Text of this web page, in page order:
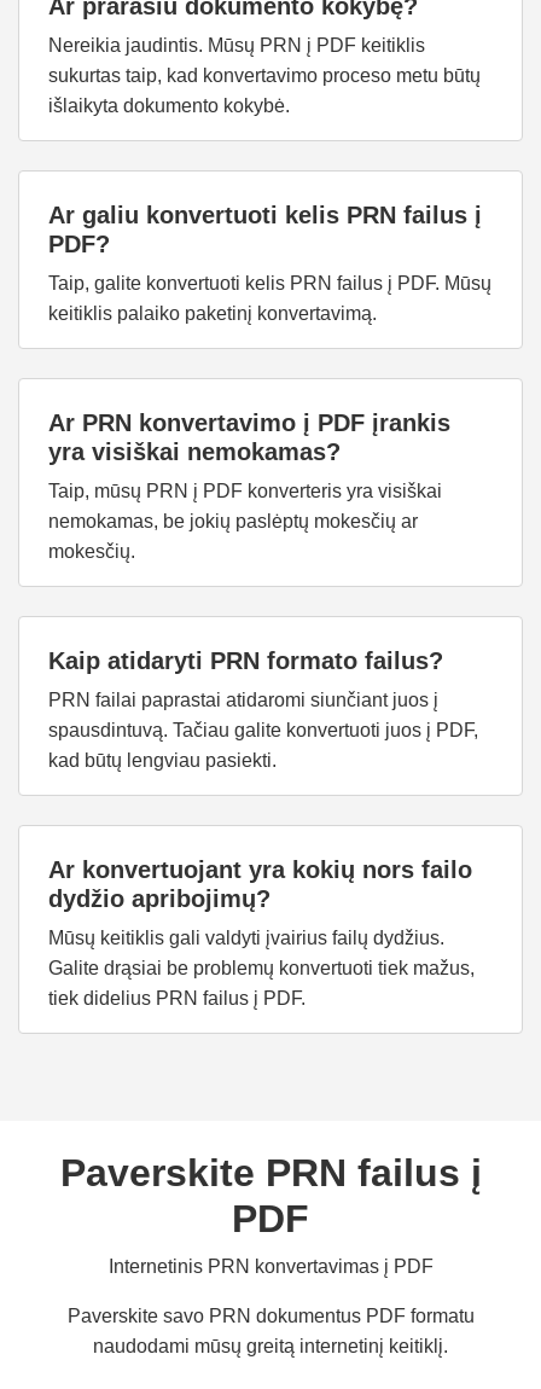
Ar prarasiu dokumento kokybę?
Nereikia jaudintis. Mūsų PRN į PDF keitiklis
sukurtas taip, kad konvertavimo proceso metu būtų
išlaikyta dokumento kokybė.
Ar galiu konvertuoti kelis PRN failus į
PDF?
Taip, galite konvertuoti kelis PRN failus į PDF. Mūsų
keitiklis palaiko paketinį konvertavimą.
Ar PRN konvertavimo į PDF įrankis
yra visiškai nemokamas?
Taip, mūsų PRN į PDF konverteris yra visiškai
nemokamas, be jokių paslėptų mokesčių ar
mokesčių.
Kaip atidaryti PRN formato failus?
PRN failai paprastai atidaromi siunčiant juos į
spausdintuvą. Tačiau galite konvertuoti juos į PDF,
kad būtų lengviau pasiekti.
Ar konvertuojant yra kokių nors failo
dydžio apribojimų?
Mūsų keitiklis gali valdyti įvairius failų dydžius.
Galite drąsiai be problemų konvertuoti tiek mažus,
tiek didelius PRN failus į PDF.
Paverskite PRN failus į
PDF
Internetinis PRN konvertavimas į PDF
Paverskite savo PRN dokumentus PDF formatu
naudodami mūsų greitą internetinį keitiklį.